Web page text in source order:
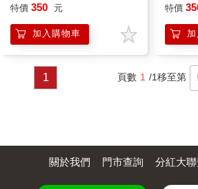
特價 350 元
加入購物車
特價
1 頁數 1 /1移至第
關於我們 門市查詢 分紅大聯